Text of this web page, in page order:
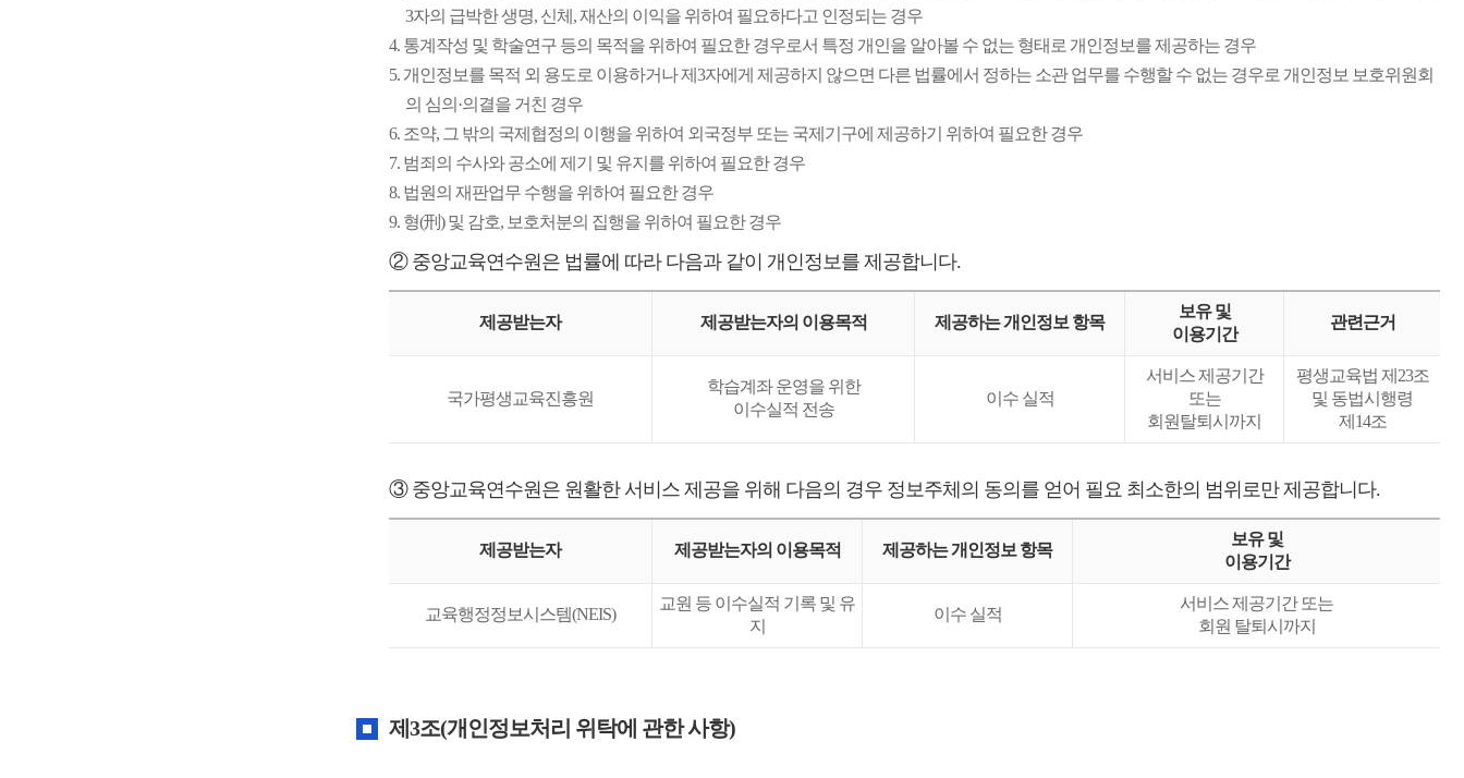
3자의 급박한 생명, 신체, 재산의 이익을 위하여 필요하다고 인정되는 경우
4. 통계작성 및 학술연구 등의 목적을 위하여 필요한 경우로서 특정 개인을 알아볼 수 없는 형태로 개인정보를 제공하는 경우
5. 개인정보를 목적 외 용도로 이용하거나 제3자에게 제공하지 않으면 다른 법률에서 정하는 소관 업무를 수행할 수 없는 경우로 개인정보 보호위원회
의 심의·의결을 거친 경우
6. 조약, 그 밖의 국제협정의 이행을 위하여 외국정부 또는 국제기구에 제공하기 위하여 필요한 경우
7. 범죄의 수사와 공소에 제기 및 유지를 위하여 필요한 경우
8. 법원의 재판업무 수행을 위하여 필요한 경우
9. 형(刑) 및 감호, 보호처분의 집행을 위하여 필요한 경우
② 중앙교육연수원은 법률에 따라 다음과 같이 개인정보를 제공합니다.
인
정
보
제공받는자 제공받는자의 이용목적 제공하는 개인정보 항목
보유 및
이용기간
관련근거
국가평생교육진흥원
학습계좌 운영을 위한
이수실적 전송
이수 실적
서비스 제공기간
또는
회원탈퇴시까지
평생교육법 제23조
및 동법시행령
제14조
③ 중앙교육연수원은 원활한 서비스 제공을 위해 다음의 경우 정보주체의 동의를 얻어 필요 최소한의 범위로만 제공합니다.
보
제공받는자 제공받는자의 이용목적 제공하는 개인정보 항목
보유 및
이용기간
교육행정정보시스템(NEIS)
교원 등 이수실적 기록 및 유
지
이수 실적
서비스 제공기간 또는
회원 탈퇴시까지
제3조(개인정보처리 위탁에 관한 사항)